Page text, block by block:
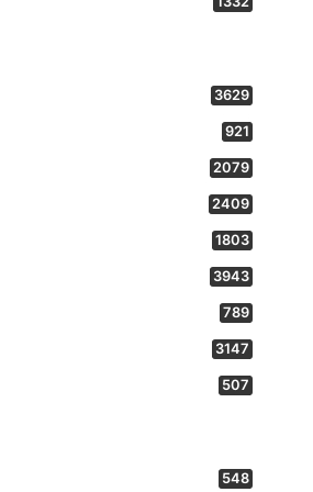
3629
921
2079
2409
1803
3943
789
3147
507
548